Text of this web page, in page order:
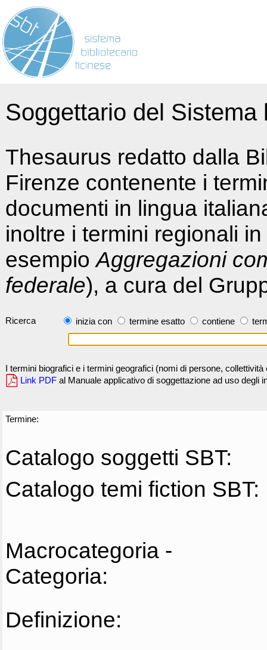
Soggettario del
Thesaurus redatto dalla
Firenze contenente i
documenti in lingua
inoltre i termini regionali
esempioAggregazioni
federale), a cura del
Ricerca inizia con termine esatto contiene
I termini biografici e i termini geografici (nomi di persone,
Link PDF al Manuale applicativo di soggettazione ad uso degli
Termine:
Catalogo soggetti SBT:
Catalogo temi fiction SBT:
Macrocategoria -
Categoria:
Definizione: